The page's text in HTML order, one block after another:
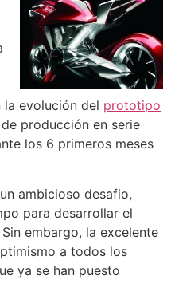
evolución del prototipo
producción en serie
los 6 primeros meses
ambicioso desafio,
para desarrollar el
embargo, la excelente
a todos los
ya se han puesto